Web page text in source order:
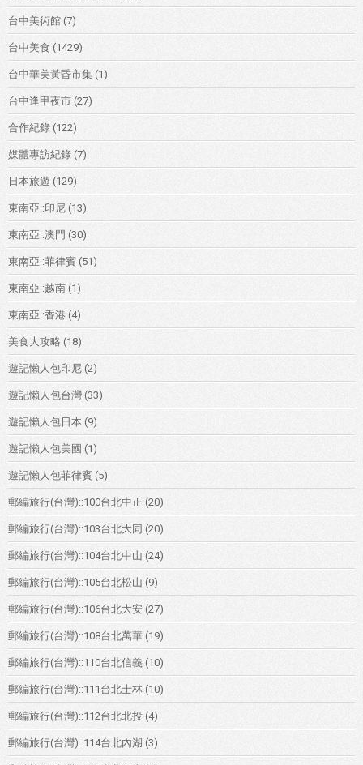
台中美術館 (7)
台中美食 (1429)
台中華美黃昏市集 (1)
台中逢甲夜市 (27)
合作紀錄 (122)
媒體專訪紀錄 (7)
日本旅遊 (129)
東南亞::印尼 (13)
東南亞::澳門 (30)
東南亞::菲律賓 (51)
東南亞::越南 (1)
東南亞::香港 (4)
美食大攻略 (18)
遊記懶人包印尼 (2)
遊記懶人包台灣 (33)
遊記懶人包日本 (9)
遊記懶人包美國 (1)
遊記懶人包菲律賓 (5)
郵編旅行(台灣)::100台北中正 (20)
郵編旅行(台灣)::103台北大同 (20)
郵編旅行(台灣)::104台北中山 (24)
郵編旅行(台灣)::105台北松山 (9)
郵編旅行(台灣)::106台北大安 (27)
郵編旅行(台灣)::108台北萬華 (19)
郵編旅行(台灣)::110台北信義 (10)
郵編旅行(台灣)::111台北士林 (10)
郵編旅行(台灣)::112台北北投 (4)
郵編旅行(台灣)::114台北內湖 (3)